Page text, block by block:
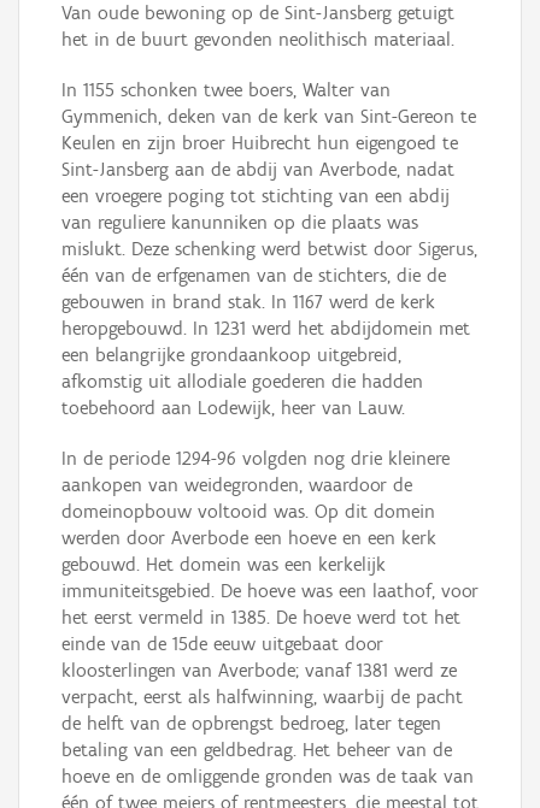
Hergebruik
Aanmelden
Van oude bewoning op de Sint-Jansberg getuigt
het in de buurt gevonden neolithisch materiaal.
In 1155 schonken twee boers, Walter van
Gymmenich, deken van de kerk van Sint-Gereon te
Keulen en zijn broer Huibrecht hun eigengoed te
Sint-Jansberg aan de abdij van Averbode, nadat
een vroegere poging tot stichting van een abdij
van reguliere kanunniken op die plaats was
mislukt. Deze schenking werd betwist door Sigerus,
één van de erfgenamen van de stichters, die de
gebouwen in brand stak. In 1167 werd de kerk
heropgebouwd. In 1231 werd het abdijdomein met
een belangrijke grondaankoop uitgebreid,
afkomstig uit allodiale goederen die hadden
toebehoord aan Lodewijk, heer van Lauw.
In de periode 1294-96 volgden nog drie kleinere
aankopen van weidegronden, waardoor de
domeinopbouw voltooid was. Op dit domein
werden door Averbode een hoeve en een kerk
gebouwd. Het domein was een kerkelijk
immuniteitsgebied. De hoeve was een laathof, voor
het eerst vermeld in 1385. De hoeve werd tot het
einde van de 15de eeuw uitgebaat door
kloosterlingen van Averbode; vanaf 1381 werd ze
verpacht, eerst als halfwinning, waarbij de pacht
de helft van de opbrengst bedroeg, later tegen
betaling van een geldbedrag. Het beheer van de
hoeve en de omliggende gronden was de taak van
één of twee meiers of rentmeesters, die meestal tot